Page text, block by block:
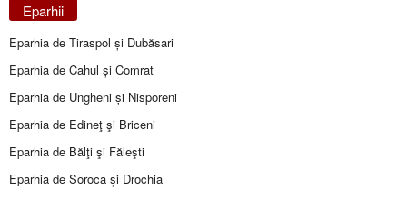
Eparhii
Eparhia de Tiraspol și Dubăsari
Eparhia de Cahul și Comrat
Eparhia de Ungheni și Nisporeni
Eparhia de Edineţ şi Briceni
Eparhia de Bălţi şi Făleşti
Eparhia de Soroca și Drochia